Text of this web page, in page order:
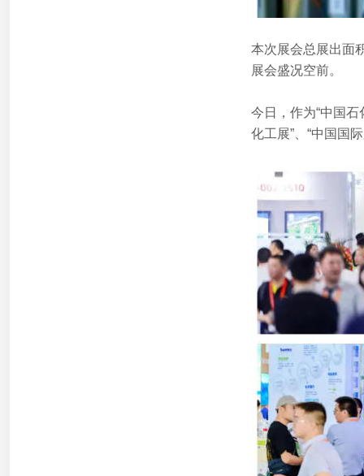
本次展会总展出面
展会盛况空前。
今日，作为“中国石
化工展”、“中国国